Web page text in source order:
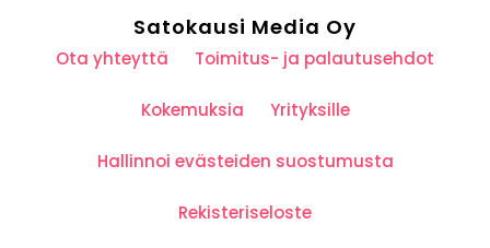
Satokausi Media Oy
Ota yhteyttä Toimitus- ja palautusehdot
Kokemuksia Yrityksille
Hallinnoi evästeiden suostumusta
Rekisteriseloste